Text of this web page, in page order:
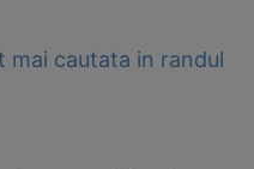
mai cautata in randul